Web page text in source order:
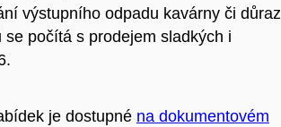
výstupního odpadu kavárny či důraz
počítá s prodejem sladkých i
je dostupné na dokumentovém